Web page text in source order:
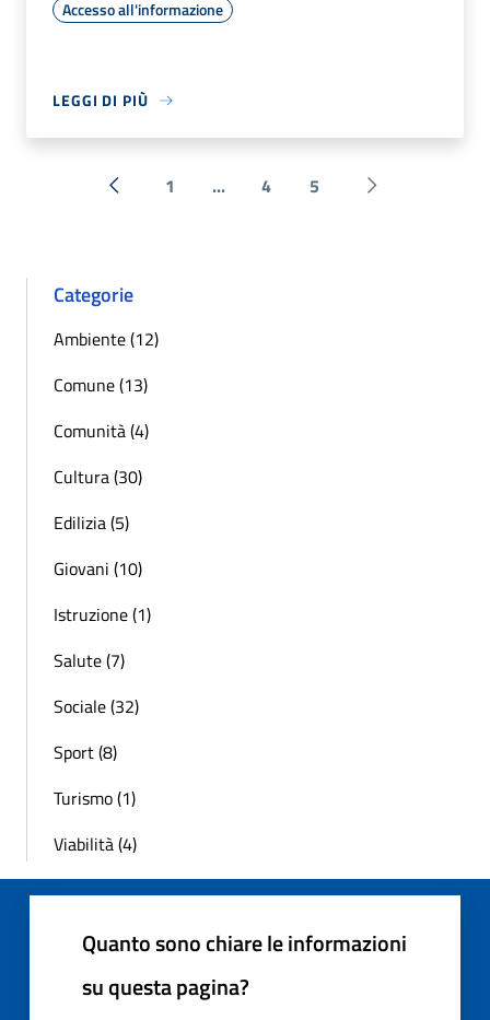
Accesso all'informazione
LEGGI DI PIÙ
« Precedente
1 ... 4 5 Successiva »
Categorie
Ambiente (12)
Comune (13)
Comunità (4)
Cultura (30)
Edilizia (5)
Giovani (10)
Istruzione (1)
Salute (7)
Sociale (32)
Sport (8)
Turismo (1)
Viabilità (4)
Quanto sono chiare le informazioni
su questa pagina?